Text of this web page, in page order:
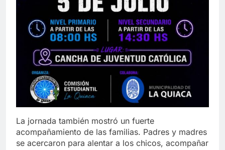
La jornada también mostró un fuerte
acompañamiento de las familias. Padres y madres
se acercaron para alentar a los chicos, acompañar